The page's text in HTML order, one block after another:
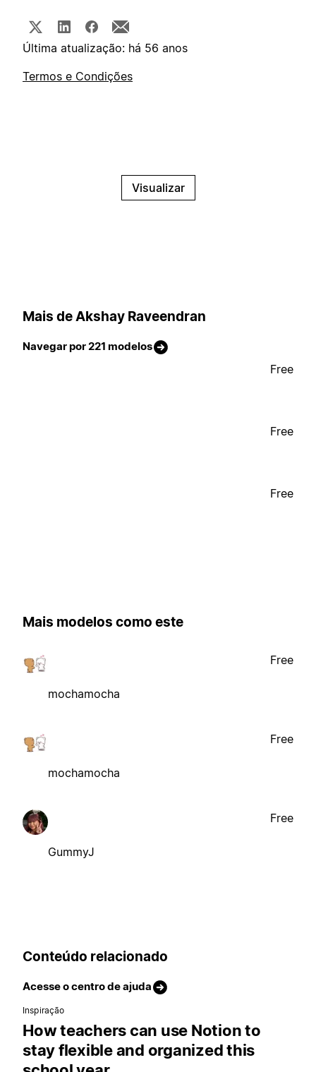
Última atualização: há 56 anos
Termos e Condições
Visualizar
Mais de Akshay Raveendran
Navegar por 221 modelos
Free
Free
Free
Mais modelos como este
mochamocha
Free
mochamocha
Free
GummyJ
Free
Conteúdo relacionado
Acesse o centro de ajuda
Inspiração
How teachers can use Notion to
stay flexible and organized this